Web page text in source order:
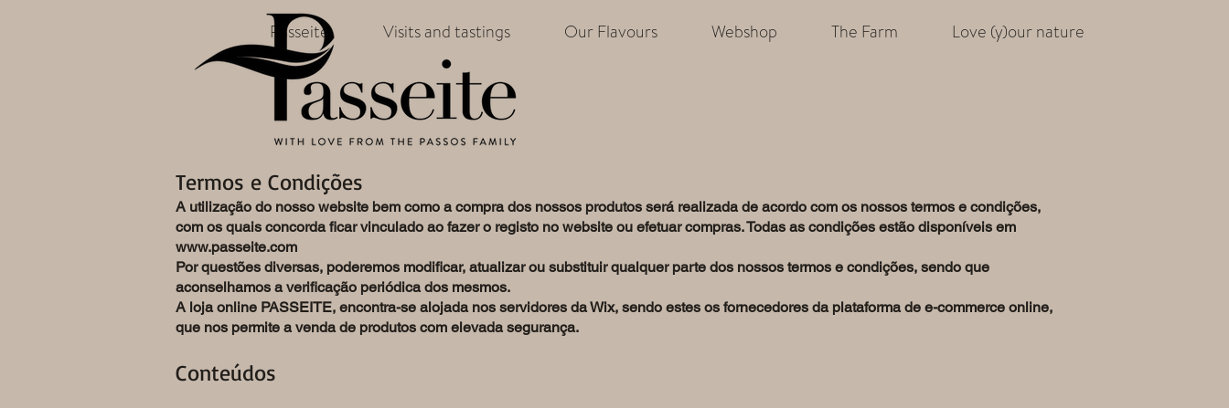
Passeite Visits and tastings Our Flavours Webshop The Farm Love (y)our nature
Termos e Condições
A utilização do nosso website bem como a compra dos nossos produtos será realizada de acordo com os nossos termos e condições,
com os quais concorda ficar vinculado ao fazer o registo no website ou efetuar compras. Todas as condições estão disponíveis em
www.passeite.com
Por questões diversas, poderemos modificar, atualizar ou substituir qualquer parte dos nossos termos e condições, sendo que
aconselhamos a verificação periódica dos mesmos.
A loja online PASSEITE, encontra-se alojada nos servidores da Wix, sendo estes os fornecedores da plataforma de e-commerce online,
que nos permite a venda de produtos com elevada segurança.
Conteúdos